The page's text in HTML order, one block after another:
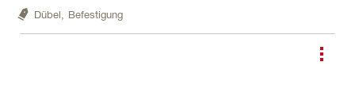
Dübel, Befestigung